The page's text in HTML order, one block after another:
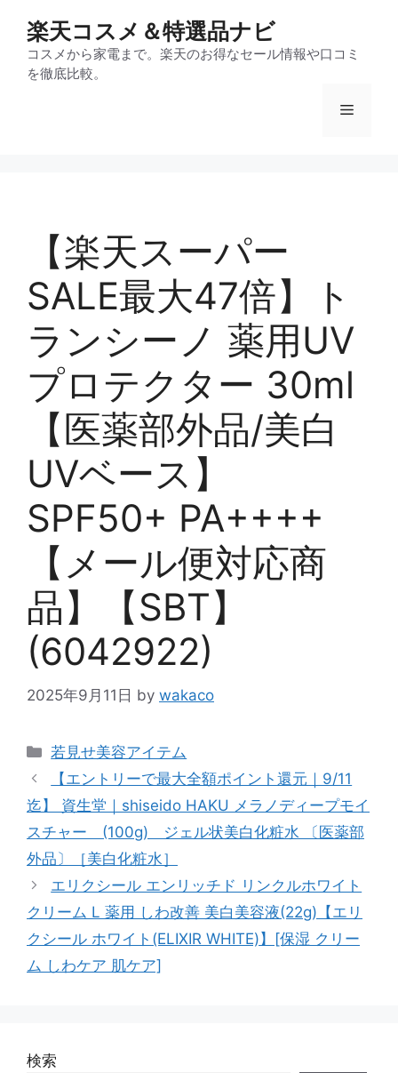
楽天コスメ＆特選品ナビ
コスメから家電まで。楽天のお得なセール情報や口コミ
を徹底比較。
メ
【楽天スーパー
SALE最大47倍】ト
ランシーノ 薬用UV
プロテクター 30ml
【医薬部外品/美白
UVベース】
SPF50+ PA++++
【メール便対応商
品】【SBT】
(6042922)
2025年9月11日 by wakaco
カ
テ
リ
ー
若見せ美容アイテム
【エントリーで最大全額ポイント還元｜9/11
迄】 資生堂｜shiseido HAKU メラノディープモイ
スチャー (100g) ジェル状美白化粧水 〔医薬部
外品〕［美白化粧水］
エリクシール エンリッチド リンクルホワイト
クリーム L 薬用 しわ改善 美白美容液(22g)【エリ
クシール ホワイト(ELIXIR WHITE)】[保湿 クリー
ム しわケア 肌ケア]
検索